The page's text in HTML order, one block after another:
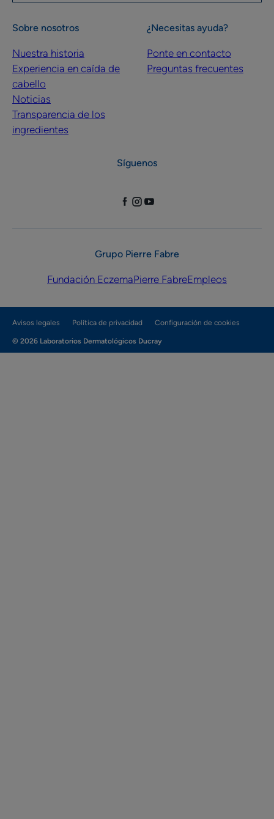
Sobre nosotros
Nuestra historia
Experiencia en caída de
cabello
Noticias
Transparencia de los
ingredientes
¿Necesitas ayuda?
Ponte en contacto
Preguntas frecuentes
Síguenos
Grupo Pierre Fabre
Fundación EczemaPierre FabreEmpleos
Avisos legales Política de privacidad Configuración de cookies
© 2026 Laboratorios Dermatológicos Ducray